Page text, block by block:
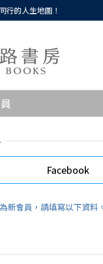
行的人生地圖！
Facebook
新會員，請填寫以下資料